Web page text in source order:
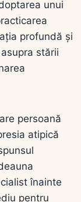
unui
profundă și
stării
persoană
atipică
înainte
pentru